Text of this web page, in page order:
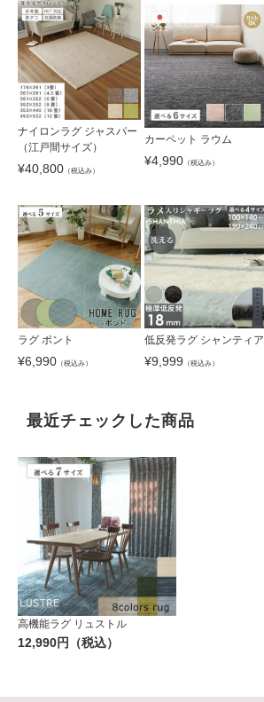
ナイロンラグ ジャスパー
（江戸間サイズ）
¥40,800 （税込み）
カーペット ラウム
¥4,990 （税込み）
ラグ ポント
¥6,990 （税込み）
低反発ラグ シャンティア
¥9,999 （税込み）
最近チェックした商品
高機能ラグ リュストル
12,990円（税込）